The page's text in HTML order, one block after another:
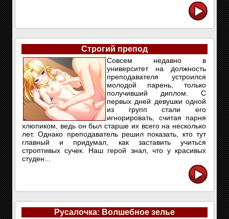
Строгий препод
Совсем недавно в
университет на должность
преподавателя устроился
молодой парень, только
получивший диплом. С
первых дней девушки одной
из групп стали его
игнорировать, считая парня
хлюпиком, ведь он был старше их всего на несколько
лет. Однако преподаватель решил показать, кто тут
главный и придумал, как заставить учиться
строптивых сучек. Наш герой знал, что у красивых
студен...
Русалочка: Волшебное зелье